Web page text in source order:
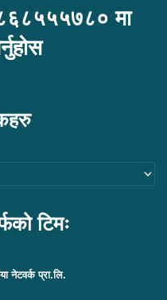
मा
टिमः
नेटवर्क प्रा.लि.